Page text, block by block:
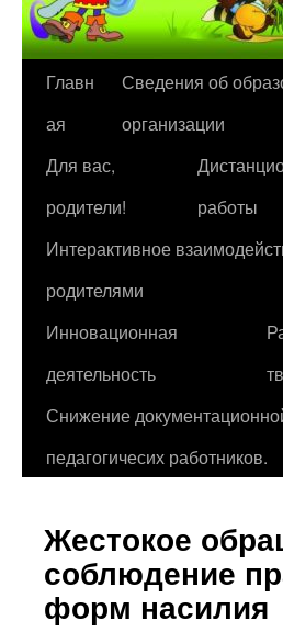
Перейти
содержимому
Главн
ая
Сведения об
организации
Для вас,
родители!
работы
Интерактивное
родителями
Инновационная
деятельность
Снижение
педагогичесих работников.
Жестокое
соблюдение
форм насилия